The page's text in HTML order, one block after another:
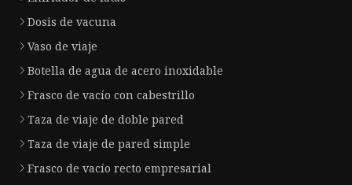
Dosis de vacuna
Vaso de viaje
Botella de agua de acero inoxidable
Frasco de vacío con cabestrillo
Taza de viaje de doble pared
Taza de viaje de pared simple
Frasco de vacío recto empresarial